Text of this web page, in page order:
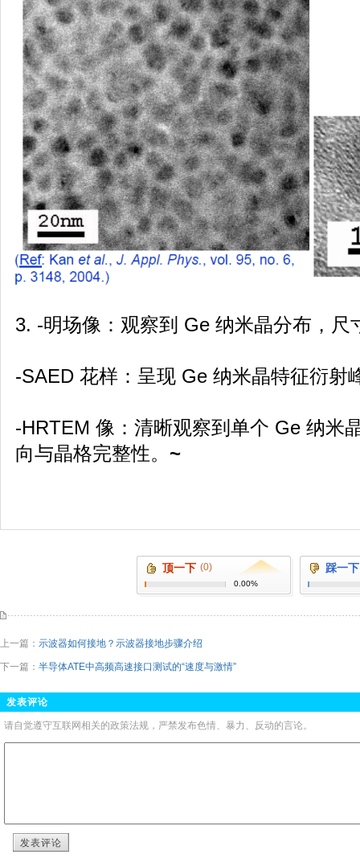
3. -明场像：观察到 Ge 纳米晶分布，尺
-SAED 花样：呈现 Ge 纳米晶特征衍射
-HRTEM 像：清晰观察到单个 Ge 纳米
向与晶格完整性。 ~
顶一下 (0)
0.00%
踩一下
上一篇： 示波器如何接地？示波器接地步骤介绍
下一篇： 半导体ATE中高频高速接口测试的“速度与激情”
发表评论
请自觉遵守互联网相关的政策法规，严禁发布色情、暴力、反动的言论。
发表评论